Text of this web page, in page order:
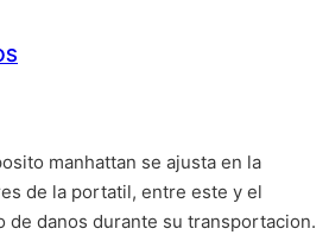
manhattan se ajusta en la
de la portatil, entre este y el
de danos durante su transportacion.